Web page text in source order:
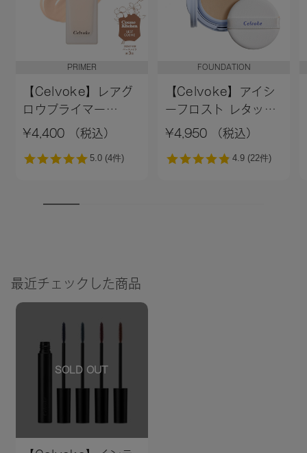
PRIMER
【Celvoke】レアグ
ロウプライマー
［01,02］＜新色追加
¥4,400 （税込）
FOUNDATION
【Celvoke】アイシ
ーフロスト レタッチ
クッション EX01
¥4,950 （税込）
最近チェックした商品
SOLD OUT